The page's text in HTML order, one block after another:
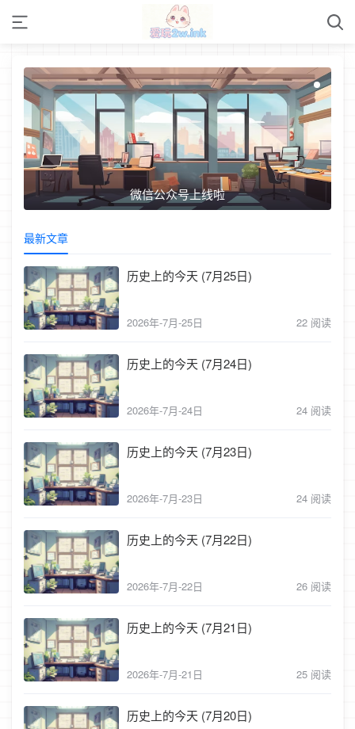
微信公众号上线啦
最新文章
历史上的今天 (7月25日)
2026年-7月-25日 22 阅读
历史上的今天 (7月24日)
2026年-7月-24日 24 阅读
历史上的今天 (7月23日)
2026年-7月-23日 24 阅读
历史上的今天 (7月22日)
2026年-7月-22日 26 阅读
历史上的今天 (7月21日)
2026年-7月-21日 25 阅读
历史上的今天 (7月20日)